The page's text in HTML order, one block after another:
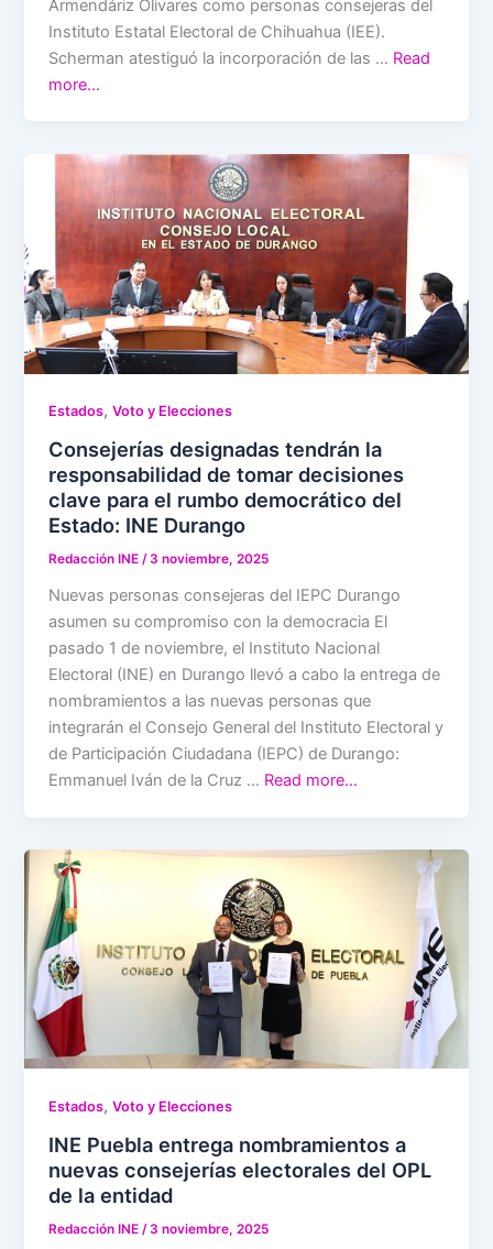
Armendáriz Olivares como personas consejeras del
Instituto Estatal Electoral de Chihuahua (IEE).
Scherman atestiguó la incorporación de las … Read
more…
Estados,Voto y Elecciones
Consejerías designadas tendrán la
responsabilidad de tomar decisiones
clave para el rumbo democrático del
Estado: INE Durango
Redacción INE/3 noviembre, 2025
Nuevas personas consejeras del IEPC Durango
asumen su compromiso con la democracia El
pasado 1 de noviembre, el Instituto Nacional
Electoral (INE) en Durango llevó a cabo la entrega de
nombramientos a las nuevas personas que
integrarán el Consejo General del Instituto Electoral y
de Participación Ciudadana (IEPC) de Durango:
Emmanuel Iván de la Cruz … Read more…
Estados,Voto y Elecciones
INE Puebla entrega nombramientos a
nuevas consejerías electorales del OPL
de la entidad
Redacción INE/3 noviembre, 2025